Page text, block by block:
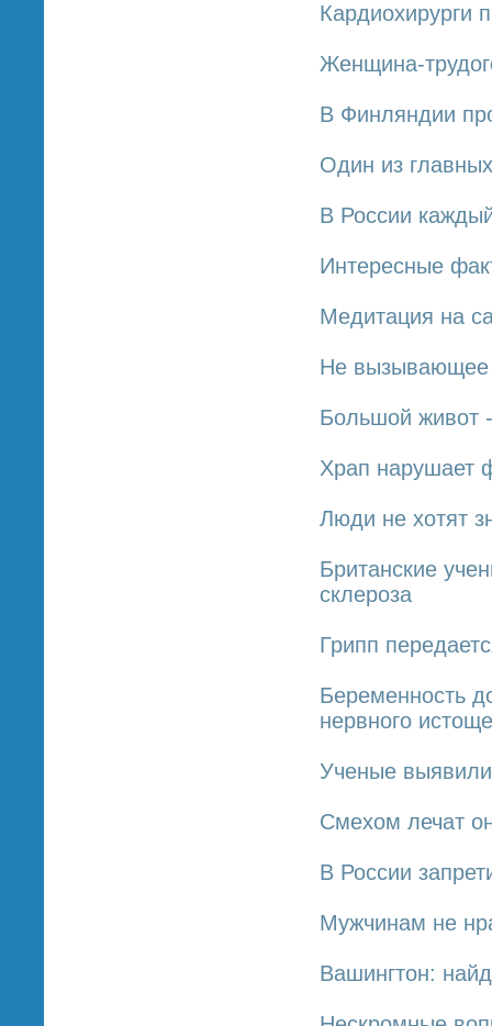
Кардиохирурги
Женщина-
В Финляндии
Один из
В России
Интересные
Медитация на
Не вызывающее
Большой живот
Храп нарушает
Люди не хотят
Британские
склероза
Грипп
Беременность
нервного
Ученые выявили
Смехом лечат
В России
Мужчинам не
Вашингтон: